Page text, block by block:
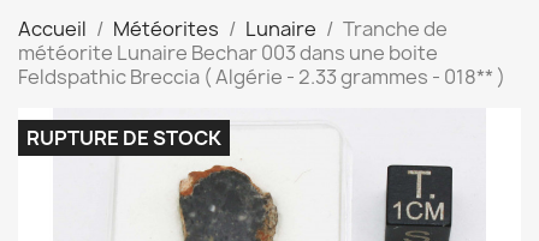
Accueil Météorites Lunaire
Tranche de
météorite Lunaire Bechar 003 dans une boite
Feldspathic Breccia ( Algérie - 2.33 grammes - 018** )
RUPTURE DE STOCK